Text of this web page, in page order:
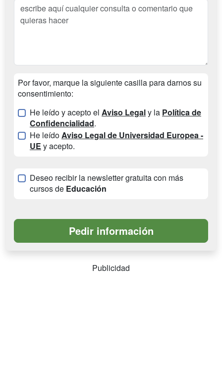
Por favor, marque la siguiente casilla para darnos su
consentimiento:
He leído y acepto el Aviso Legaly la Política de
Confidencialidad.
He leídoAviso Legal de Universidad Europea -
UE y acepto.
Deseo recibir la newsletter gratuita con más
cursos de Educación
Publicidad